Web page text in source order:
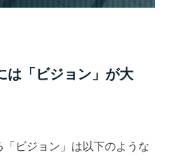
は「ビジョン」が大
ビジョン」は以下のような